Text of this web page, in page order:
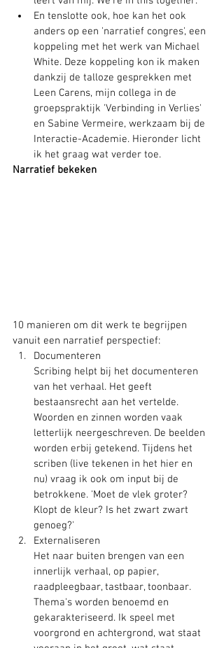
En tenslotte ook, hoe kan het ook
anders op een 'narratief congres', een
koppeling met het werk van Michael
White. Deze koppeling kon ik maken
dankzij de talloze gesprekken met
Leen Carens, mijn collega in de
groepspraktijk 'Verbinding in Verlies'
en Sabine Vermeire, werkzaam bij de
Interactie-Academie. Hieronder licht
ik het graag wat verder toe.
Narratief bekeken
10 manieren om dit werk te begrijpen
vanuit een narratief perspectief:
Documenteren
Scribing helpt bij het documenteren
van het verhaal. Het geeft
bestaansrecht aan het vertelde.
Woorden en zinnen worden vaak
letterlijk neergeschreven. De beelden
worden erbij getekend. Tijdens het
scriben (live tekenen in het hier en
nu) vraag ik ook om input bij de
betrokkene. 'Moet de vlek groter?
Klopt de kleur? Is het zwart zwart
genoeg?'
Externaliseren
Het naar buiten brengen van een
innerlijk verhaal, op papier,
raadpleegbaar, tastbaar, toonbaar.
Thema's worden benoemd en
gekarakteriseerd. Ik speel met
voorgrond en achtergrond, wat staat